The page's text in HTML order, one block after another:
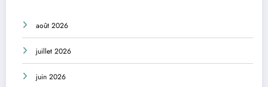
août 2026
juillet 2026
juin 2026